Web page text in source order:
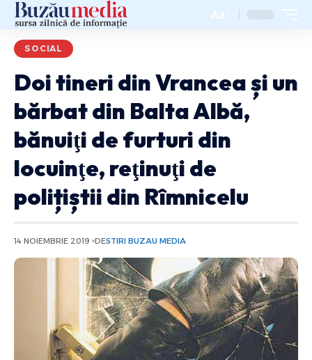
Aa
SOCIAL
Doi tineri din Vrancea și un
bărbat din Balta Albă,
bănuiţi de furturi din
locuinţe, reţinuţi de
polițiștii din Rîmnicelu
14 NOIEMBRIE 2019 DESTIRI BUZAU MEDIA